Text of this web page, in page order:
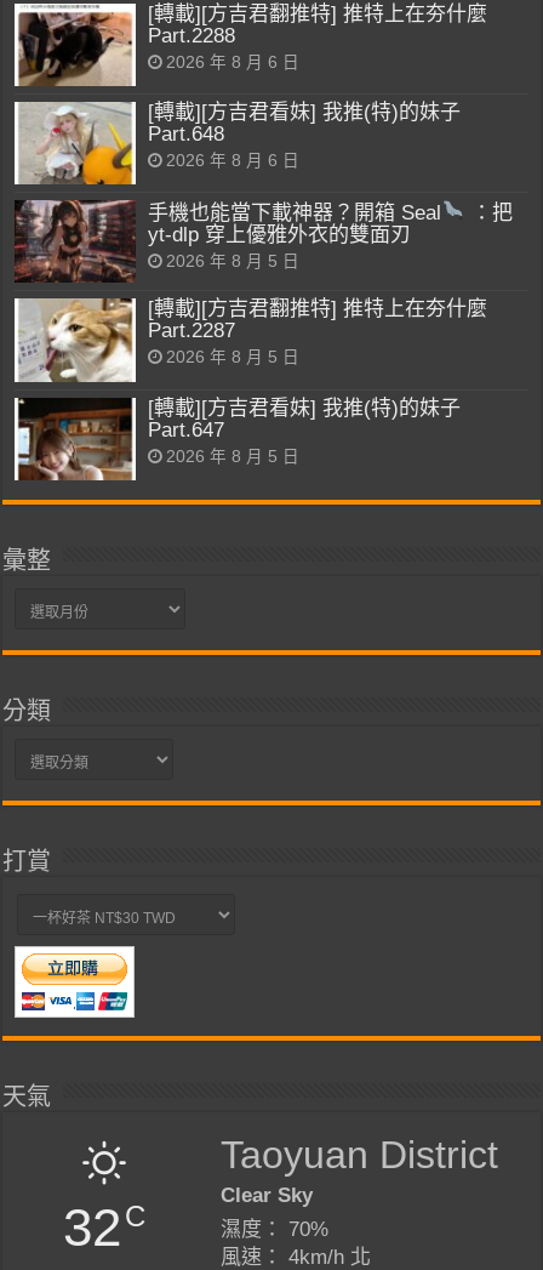
[轉載][方吉君翻推特] 推特上在夯什麼
Part.2288
2026 年 8 月 6 日
[轉載][方吉君看妹] 我推(特)的妹子
Part.648
2026 年 8 月 6 日
手機也能當下載神器？開箱 Seal
：把
yt-dlp 穿上優雅外衣的雙面刃
2026 年 8 月 5 日
[轉載][方吉君翻推特] 推特上在夯什麼
Part.2287
2026 年 8 月 5 日
[轉載][方吉君看妹] 我推(特)的妹子
Part.647
2026 年 8 月 5 日
彙整
彙
分類
分
打賞
天氣
32C
Taoyuan District
Clear Sky
濕度： 70%
風速： 4km/h 北